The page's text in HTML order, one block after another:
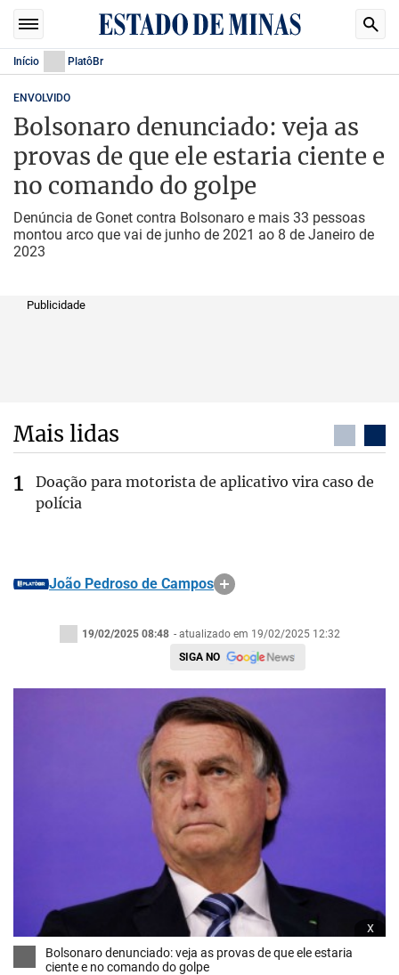
Início PlatôBr
ENVOLVIDO
Bolsonaro denunciado: veja as
provas de que ele estaria ciente e
no comando do golpe
Denúncia de Gonet contra Bolsonaro e mais 33 pessoas
montou arco que vai de junho de 2021 ao 8 de Janeiro de
2023
Publicidade
Mais lidas
Doação para motorista de aplicativo vira caso de
polícia
João Pedroso de Campos
19/02/2025 08:48 - atualizado em 19/02/2025 12:32
SIGA NO
x
Bolsonaro denunciado: veja as provas de que ele estaria
ciente e no comando do golpe